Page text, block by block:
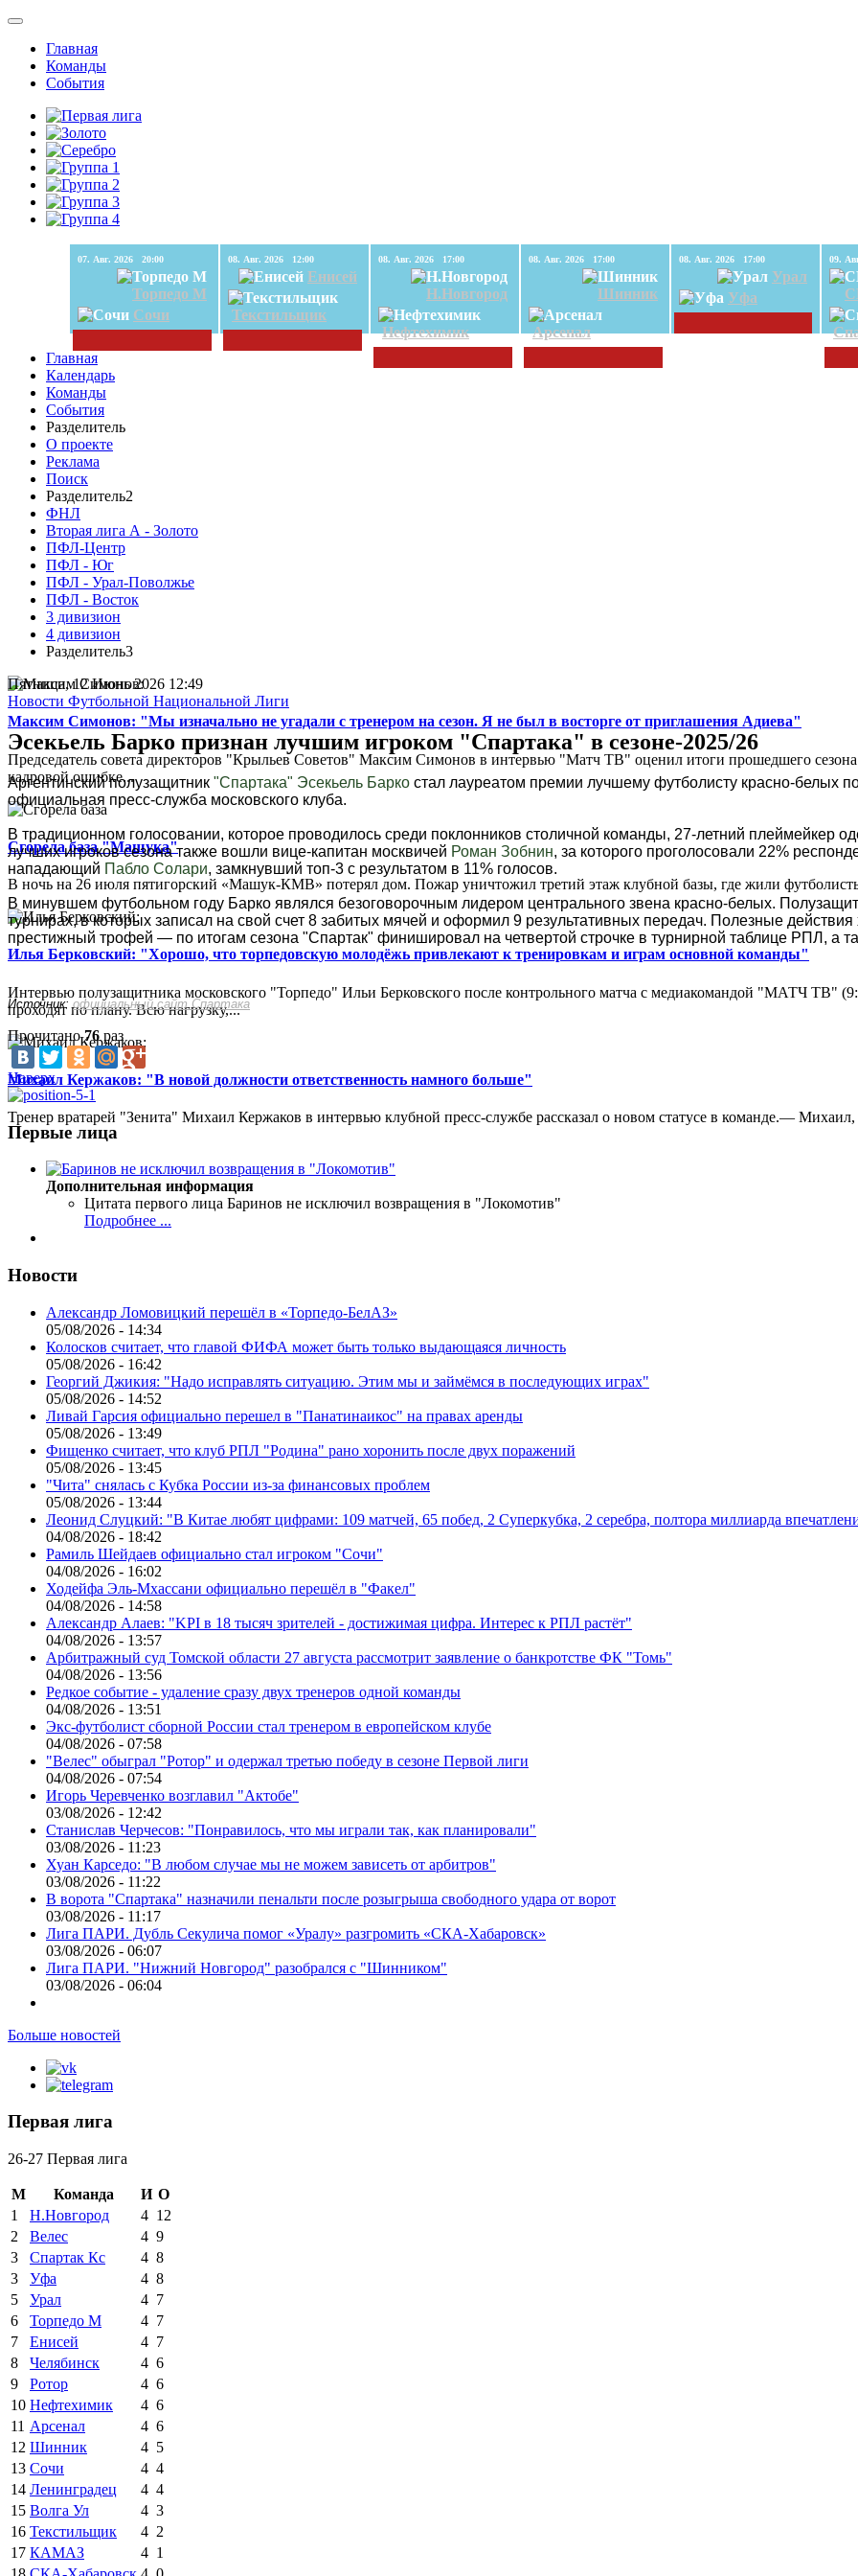
Главная
Команды
События
07. Авг. 2026 20:00
Торпедо М
Сочи
08. Авг. 2026 12:00
Енисей
Текстильщик
08. Авг. 2026 17:00
Н.Новгород
Нефтехимик
08. Авг. 2026 17:00
Шинник
Арсенал
08. Авг. 2026 17:00
Урал
Уфа
Главная
Календарь
Команды
События
Разделитель
О проекте
Реклама
Поиск
Разделитель2
ФНЛ
Вторая лига А - Золото
ПФЛ-Центр
ПФЛ - Юг
ПФЛ - Урал-Поволжье
ПФЛ - Восток
3 дивизион
4 дивизион
Разделитель3
Максим Симонов: "Мы изначально не угадали с тренером на сезон. Я не был в восторге от приглашения Адиева"
Председатель совета директоров "Крыльев Советов" Максим Симонов в интервью "Матч ТВ" оценил итоги прошедшего сезона
кадровой ошибке...
Сгорела база "Машука"
В ночь на 26 июля пятигорский «Машук-КМВ» потерял дом. Пожар уничтожил третий этаж клубной базы, где жили
Илья Берковский: "Хорошо, что торпедовскую молодёжь привлекают к тренировкам и играм основной команды"
Интервью полузащитника московского "Торпедо" Ильи Берковского после контрольного матча с медиакомандой "МАТЧ ТВ"
проходят по плану. Всю нагрузку,...
Михаил Кержаков: "В новой должности ответственность намного больше"
Тренер вратарей "Зенита" Михаил Кержаков в интервью клубной пресс-службе рассказал о новом статусе в команде.—
Пятница, 12 Июнь 2026 12:49
Новости Футбольной Национальной Лиги
Эсекьель Барко признан лучшим игроком "Спартака" в сезоне-2025/26
Аргентинский полузащитник "Спартака" Эсекьель Барко стал лауреатом премии лучшему футболисту красно-белых
официальная пресс-служба московского клуба.
В традиционном голосовании, которое проводилось среди поклонников столичной команды, 27-летний плеймейкер
лучших игроков сезона также вошли вице-капитан москвичей Роман Зобнин, за которого проголосовали 22%
нападающий Пабло Солари, замкнувший топ-3 с результатом в 11% голосов.
В минувшем футбольном году Барко являлся безоговорочным лидером центрального звена красно-белых.
турнирах, в которых записал на свой счет 8 забитых мячей и оформил 9 результативных передач. Полезные
престижный трофей — по итогам сезона "Спартак" финишировал на четвертой строчке в турнирной таблице РПЛ, а
Источник: официальный сайт Спартака
Прочитано76 раз
Наверх
Первые лица
Дополнительная информация
Цитата первого лица Баринов не исключил возвращения в "Локомотив"
Подробнее ...
Новости
Александр Ломовицкий перешёл в «Торпедо-БелАЗ»
05/08/2026 - 14:34
Колосков считает, что главой ФИФА может быть только выдающаяся личность
05/08/2026 - 16:42
Георгий Джикия: "Надо исправлять ситуацию. Этим мы и займёмся в последующих играх"
05/08/2026 - 14:52
Ливай Гарсия официально перешел в "Панатинаикос" на правах аренды
05/08/2026 - 13:49
Фищенко считает, что клуб РПЛ "Родина" рано хоронить после двух поражений
05/08/2026 - 13:45
"Чита" снялась с Кубка России из-за финансовых проблем
05/08/2026 - 13:44
Леонид Слуцкий: "В Китае любят цифрами: 109 матчей, 65 побед, 2 Суперкубка, 2 серебра, полтора миллиарда
04/08/2026 - 18:42
Рамиль Шейдаев официально стал игроком "Сочи"
04/08/2026 - 16:02
Ходейфа Эль-Мхассани официально перешёл в "Факел"
04/08/2026 - 14:58
Александр Алаев: "KPI в 18 тысяч зрителей - достижимая цифра. Интерес к РПЛ растёт"
04/08/2026 - 13:57
Арбитражный суд Томской области 27 августа рассмотрит заявление о банкротстве ФК "Томь"
04/08/2026 - 13:56
Редкое событие - удаление сразу двух тренеров одной команды
04/08/2026 - 13:51
Экс-футболист сборной России стал тренером в европейском клубе
04/08/2026 - 07:58
"Велес" обыграл "Ротор" и одержал третью победу в сезоне Первой лиги
04/08/2026 - 07:54
Игорь Черевченко возглавил "Актобе"
03/08/2026 - 12:42
Станислав Черчесов: "Понравилось, что мы играли так, как планировали"
03/08/2026 - 11:23
Хуан Карседо: "В любом случае мы не можем зависеть от арбитров"
03/08/2026 - 11:22
В ворота "Спартака" назначили пенальти после розыгрыша свободного удара от ворот
03/08/2026 - 11:17
Лига ПАРИ. Дубль Секулича помог «Уралу» разгромить «СКА-Хабаровск»
03/08/2026 - 06:07
Лига ПАРИ. "Нижний Новгород" разобрался с "Шинником"
03/08/2026 - 06:04
Больше новостей
Первая лига
26-27 Первая лига
М Команда И О
1
Н.Новгород 4 12
2
Велес 4 9
3
Спартак Кс 4 8
3
Уфа 4 8
5
Урал 4 7
6
Торпедо М 4 7
7
Енисей 4 7
8
Челябинск 4 6
9
Ротор 4 6
10 Нефтехимик 4 6
11 Арсенал 4 6
12 Шинник 4 5
13 Сочи 4 4
14 Ленинградец 4 4
15 Волга Ул 4 3
16 Текстильщик 4 2
17 КАМАЗ 4 1